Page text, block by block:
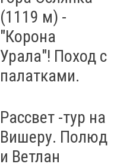
(1119 м) -
"Корона
Урала"! Поход с
палатками.
Рассвет -тур на
Вишеру. Полюд
и Ветлан